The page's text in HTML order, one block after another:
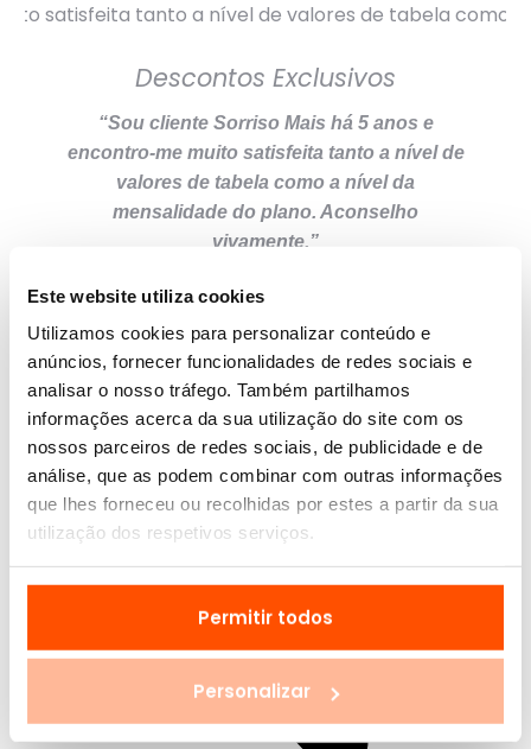
Este website utiliza cookies
Utilizamos cookies para personalizar conteúdo e
anúncios, fornecer funcionalidades de redes sociais e
analisar o nosso tráfego. Também partilhamos
informações acerca da sua utilização do site com os
nossos parceiros de redes sociais, de publicidade e de
análise, que as podem combinar com outras informações
que lhes forneceu ou recolhidas por estes a partir da sua
utilização dos respetivos serviços.
Permitir todos
Personalizar
Descontos Exclusivos
“Sou cliente Sorriso Mais há 5 anos e
encontro-me muito satisfeita tanto a nível de
valores de tabela como a nível da
mensalidade do plano. Aconselho
vivamente.”
Inês Lopes